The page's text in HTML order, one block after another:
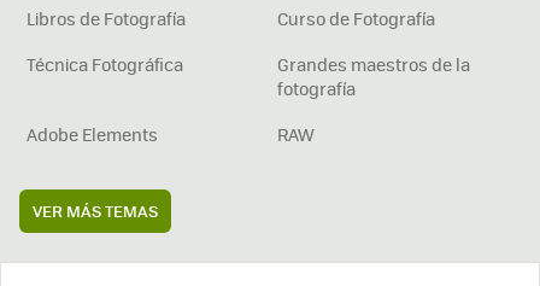
Libros de Fotografía
Curso de Fotografía
Técnica Fotográfica
Grandes maestros de la
fotografía
Adobe Elements
RAW
VER MÁS TEMAS